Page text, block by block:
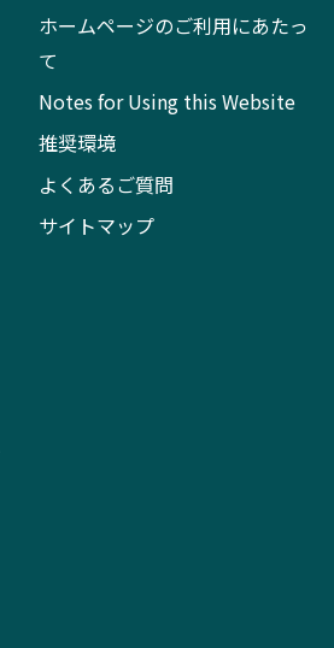
ホームページのご利用にあたっ
て
Notes for Using this Website
推奨環境
よくあるご質問
サイトマップ